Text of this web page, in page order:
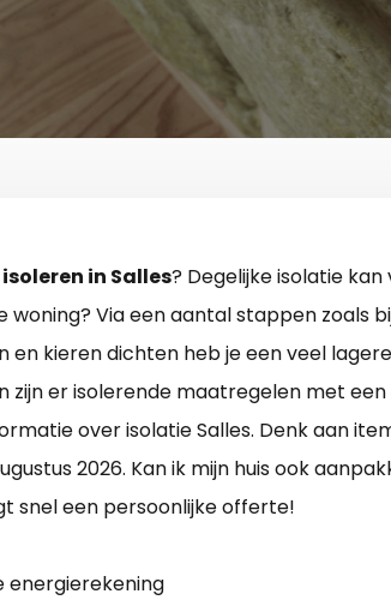
in Salles? Degelijke isolatie
woning? Via een aantal stappen zoals
en kieren dichten heb je een veel
zijn er isolerende maatregelen met
over isolatie Salles. Denk aan
2026. Kan ik mijn huis ook
snel een persoonlijke offerte!
energierekening